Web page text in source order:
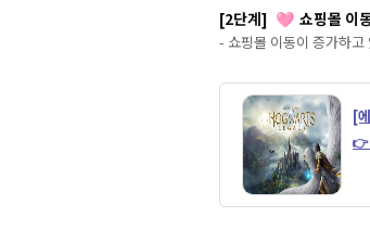
[2단계] 🩷 쇼핑몰 이
- 쇼핑몰 이동이 증가하고
[
👉